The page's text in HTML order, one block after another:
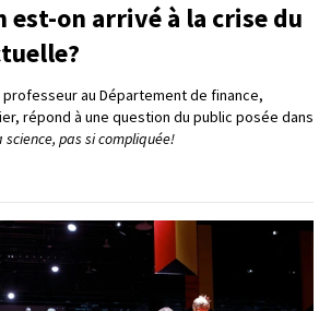
est-on arrivé à la crise du
professeur au Département de finance,
répond à une question du public posée dans
science, pas si compliquée!